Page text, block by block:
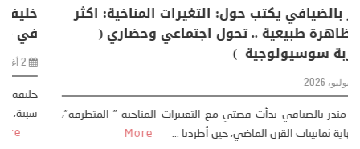
منذر بالضيافي يكتب حول: التغيرات المناخية: اكثر
من ظاهرة طبيعية .. تحول اجتماعي وحضاري (
مقاربة سوسيولوجية )
23 يوليو، 2026
كتب: منذر بالضيافي بدأت قصتي مع التغييرات المناخية ” المتطرفة”،
منذ نهاية ثمانينات القرن الماضي، حين أطردنا ...